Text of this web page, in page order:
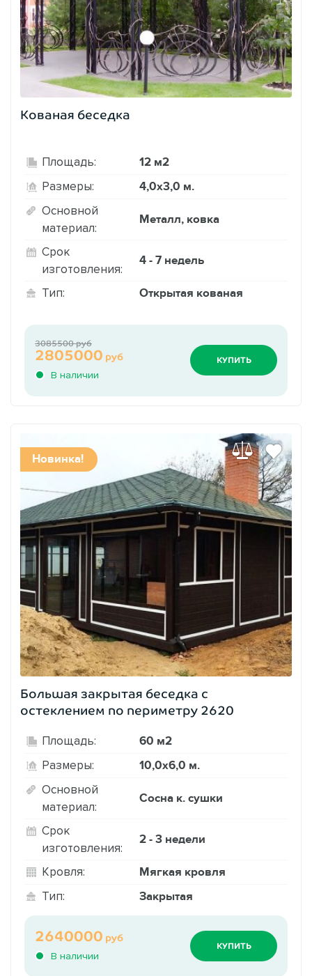
Кованая беседка
Площадь: 12 м2
Размеры: 4,0х3,0 м.
Основной
материал:
Металл, ковка
Срок
изготовления:
4 - 7 недель
Тип: Открытая кованая
В наличии
2805000 руб
3085500 руб
КУПИТЬ
Новинка!
Большая закрытая беседка с
остеклением по периметру 2620
Площадь: 60 м2
Размеры: 10,0х6,0 м.
Основной
материал:
Сосна к. сушки
Срок
изготовления:
2 - 3 недели
Кровля: Мягкая кровля
Тип: Закрытая
В наличии
2640000 руб
КУПИТЬ